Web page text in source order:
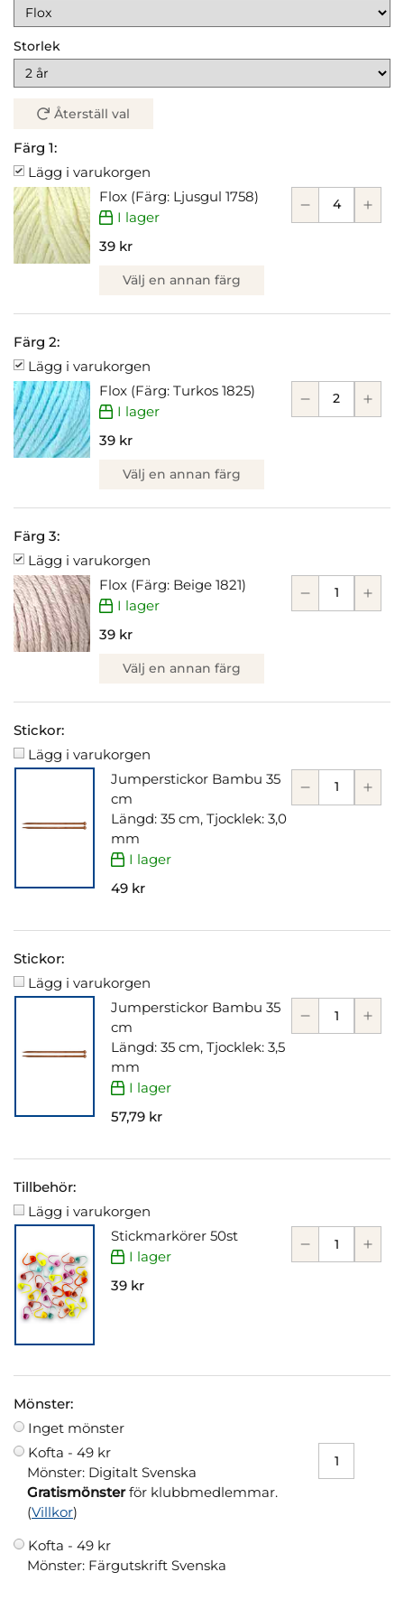
Storlek
Återställ val
Färg 1:
Lägg i varukorgen
Flox (Färg: Ljusgul 1758)
I lager
39 kr
Välj en annan färg
Färg 2:
Lägg i varukorgen
Flox (Färg: Turkos 1825)
I lager
39 kr
Välj en annan färg
Färg 3:
Lägg i varukorgen
Flox (Färg: Beige 1821)
I lager
39 kr
Välj en annan färg
Stickor:
Lägg i varukorgen
Jumperstickor Bambu 35
cm
Längd: 35 cm, Tjocklek: 3,0
mm
I lager
49 kr
Stickor:
Lägg i varukorgen
Jumperstickor Bambu 35
cm
Längd: 35 cm, Tjocklek: 3,5
mm
I lager
57,79 kr
Tillbehör:
Lägg i varukorgen
Stickmarkörer 50st
I lager
39 kr
Mönster:
Inget mönster
Kofta - 49 kr
Mönster: Digitalt Svenska
Gratismönsterför klubbmedlemmar.
(Villkor)
Kofta - 49 kr
Mönster: Färgutskrift Svenska